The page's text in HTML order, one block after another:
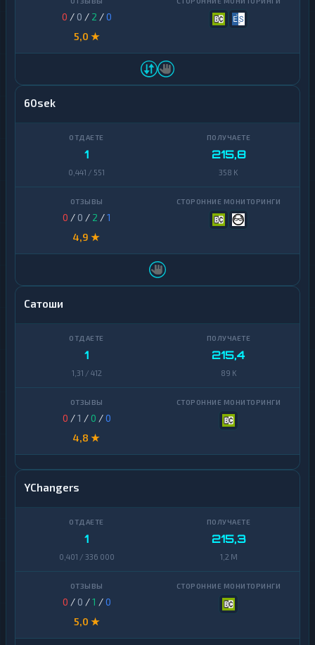
0 / 0 / 2 /0
5,0 ★
60sek
1
0,441 / 551
215,8
358 K
0 / 0 / 2 /1
4,9 ★
Сатоши
1
1,31 / 412
215,4
89 K
0 /1 /0 /0
4,8 ★
YChangers
1
0,401 / 336 000
215,3
1,2 M
0 / 0 /1 /0
5,0 ★